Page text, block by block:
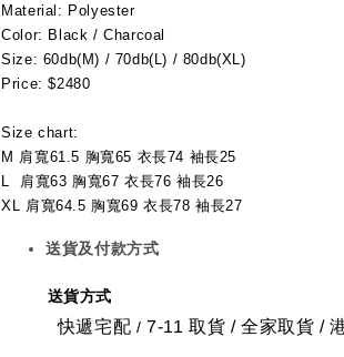
Material: Polyester
Color: Black / Charcoal
Size: 60db(M) / 70db(L) / 80db(XL)
Price: $2480
Size chart:
M 肩寬61.5 胸寬65 衣長74 袖長25
L  肩寬63 胸寬67 衣長76 袖長26
XL 肩寬64.5 胸寬69 衣長78 袖長27
送貨及付款方式
送貨方式
快遞宅配 / 7-11 取貨 /全家取貨 /